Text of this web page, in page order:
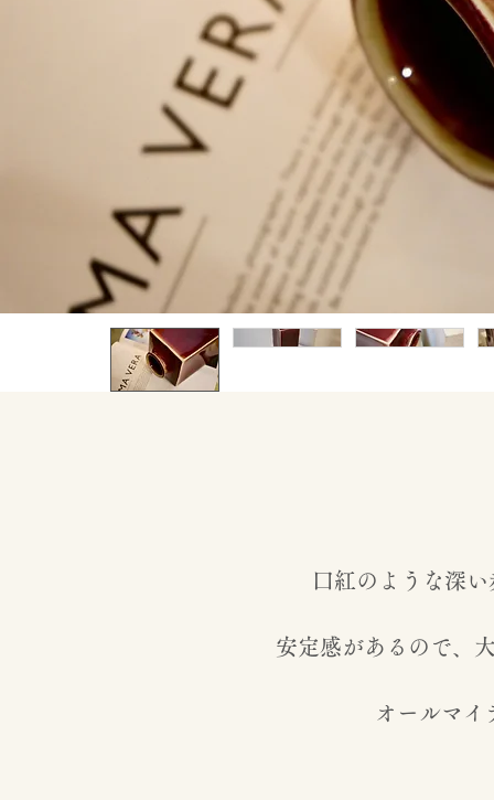
口紅のような深
安定感があるので、
オールマ